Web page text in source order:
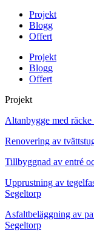
Projekt
Blogg
Offert
Projekt
Blogg
Offert
Projekt
Altanbygge med
Renovering av
Tillbyggnad av entré
Upprustning av
Segeltorp
Asfaltbeläggning av
Segeltorp